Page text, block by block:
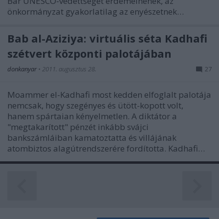
önkormányzat gyakorlatilag az enyészetnek…
Bab al-Aziziya: virtuális séta Kadhafi
szétvert központi palotájában
donkanyar • 2011. augusztus 28. 27
Moammer el-Kadhafi most kedden elfoglalt palotája
nemcsak, hogy szegényes és ütött-kopott volt,
hanem spártaian kényelmetlen. A diktátor a
"megtakarított" pénzét inkább svájci
bankszámláiban kamatoztatta és villájának
atombiztos alagútrendszerére fordította. Kadhafi…